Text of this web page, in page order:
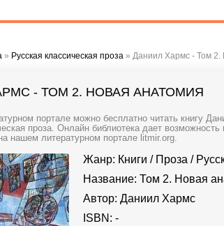
» Русская классическая проза » Даниил Хармс - Том 2.
- ТОМ 2. НОВАЯ АНАТОМИЯ
портале можно бесплатно читать книгу
проза. Онлайн библиотека дает
нашем литературном портале litmir.org.
Жанр: Книги / Проза /
Название: Том 2. Новая
Автор: Даниил Хармс
ISBN: -